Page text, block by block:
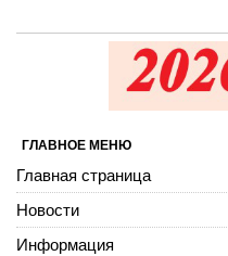
ГЛАВНОЕ МЕНЮ
Главная страница
Новости
Информация